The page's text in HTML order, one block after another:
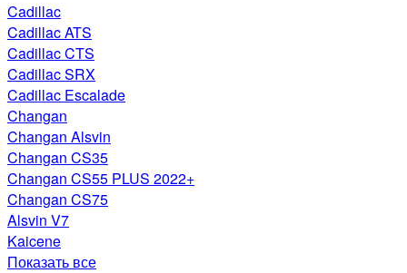
Cadillac
Cadillac ATS
Cadillac CTS
Cadillac SRX
Cadillac Escalade
Changan
Changan Alsvin
Changan CS35
Changan CS55 PLUS 2022+
Changan CS75
Alsvin V7
Kaicene
Показать все